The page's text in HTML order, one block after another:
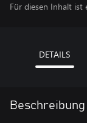
Für diesen Inhalt ist
DETAILS
Beschreibung